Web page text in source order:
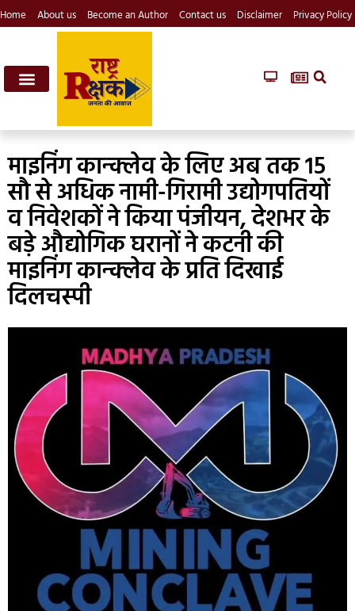
Home About us Become an Author Contact us Disclaimer Privacy Policy
माइनिंग कान्क्लेव के लिए अब तक 15
सौ से अधिक नामी-गिरामी उद्योगपतियों
व निवेशकों ने किया पंजीयन, देशभर के
बड़े औद्योगिक घरानों ने कटनी की
माइनिंग कान्क्लेव के प्रति दिखाई
दिलचस्पी